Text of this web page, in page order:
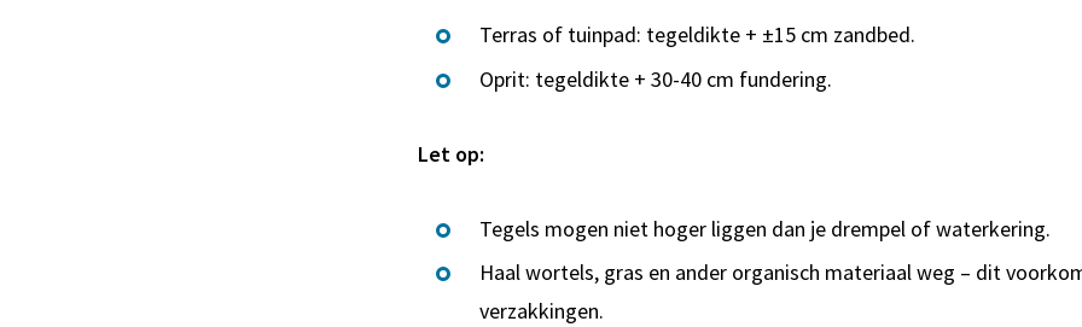
Terras of tuinpad: tegeldikte + ±15 cm zandbed.
Oprit: tegeldikte + 30-40 cm fundering.
Let op:
Tegels mogen niet hoger liggen dan je drempel of waterkering.
Haal wortels, gras en ander organisch materiaal weg – dit
verzakkingen.